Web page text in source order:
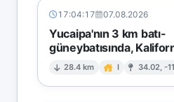
17:04:17 07.08.2026
Yucaipa'nın 3 km batı-
güneybatısında,
28.4 km I 34.02, -